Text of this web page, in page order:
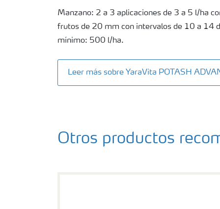
Manzano: 2 a 3 aplicaciones de 3 a 5 l/ha
frutos de 20 mm con intervalos de 10 a 14
mínimo: 500 l/ha.
Leer más sobre YaraVita POTASH
Otros productos